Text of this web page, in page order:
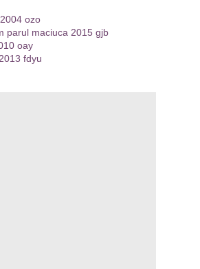
ozo
parul maciuca 2015 gjb
oay
fdyu